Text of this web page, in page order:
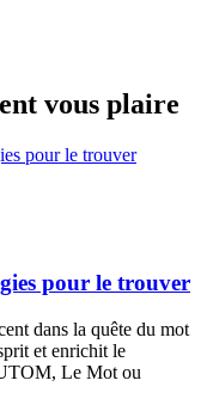
vous plaire
pour le trouver
dans la quête du mot
et enrichit le
Le Mot ou